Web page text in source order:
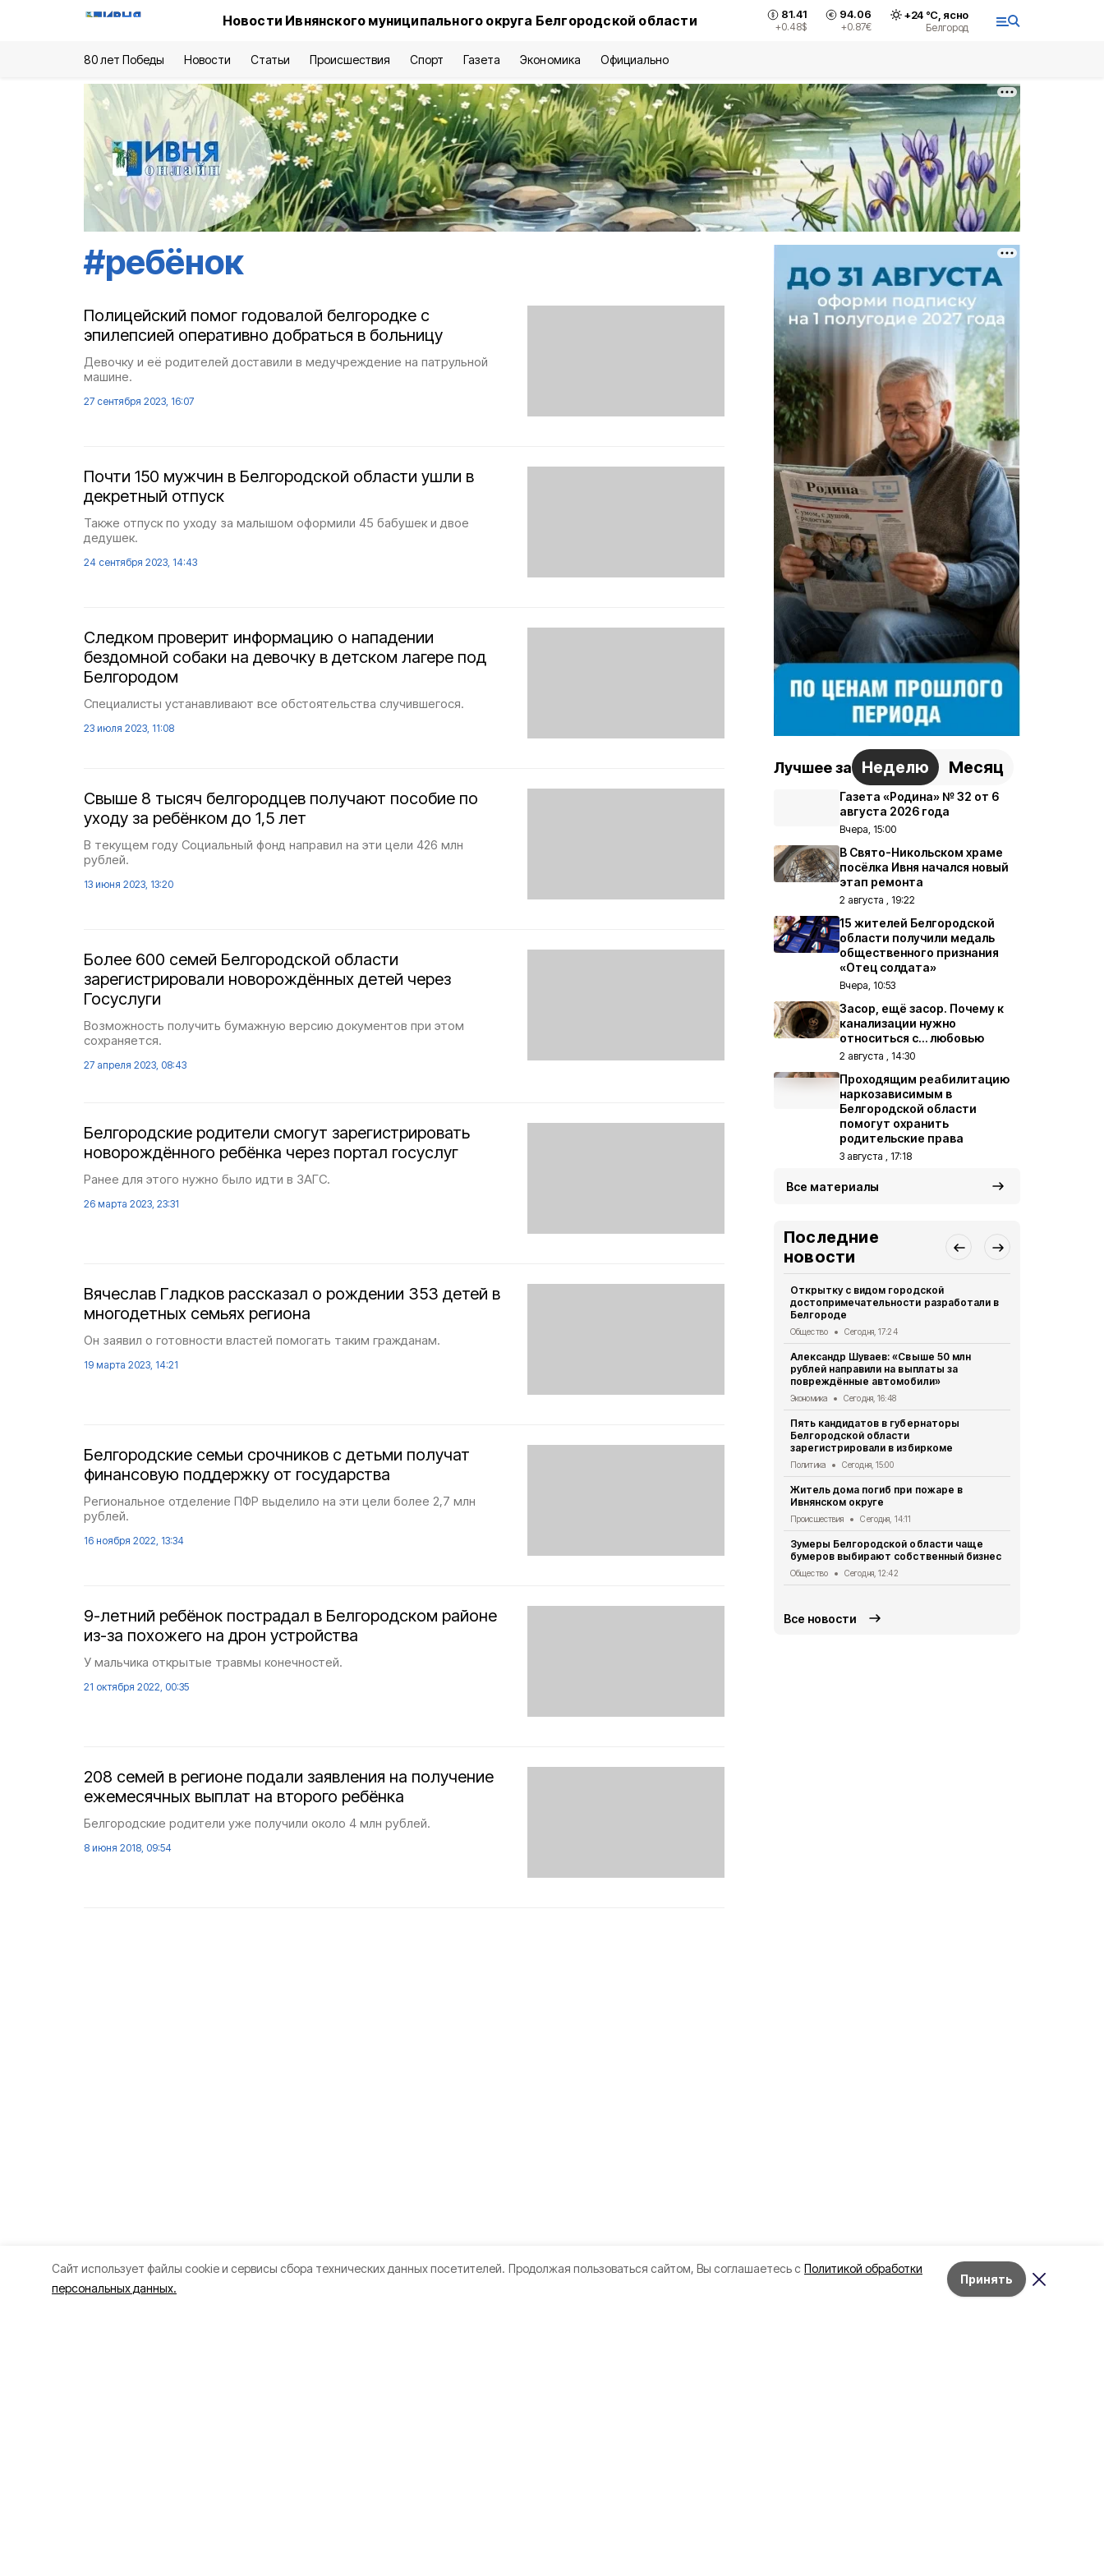
Cайт использует файлы cookie и сервисы сбора технических данных посетителей. Продолжая пользоваться сайтом, Вы соглашаетесь с Политикой обработки
персональных данных.
Принять
Новости Ивнянского муниципального округа Белгородской области 81.41
+0.48$
94.06
+0.87€
+24°С, ясно
Белгород
80 лет Победы Новости Статьи Происшествия Спорт Газета Экономика Официально
#ребёнок
Полицейский помог годовалой белгородке с
эпилепсией оперативно добраться в больницу
Девочку и её родителей доставили в медучреждение на патрульной
машине.
27 сентября 2023, 16:07
Почти 150 мужчин в Белгородской области ушли в
декретный отпуск
Также отпуск по уходу за малышом оформили 45 бабушек и двое
дедушек.
24 сентября 2023, 14:43
Следком проверит информацию о нападении
бездомной собаки на девочку в детском лагере под
Белгородом
Специалисты устанавливают все обстоятельства случившегося.
23 июля 2023, 11:08
Свыше 8 тысяч белгородцев получают пособие по
уходу за ребёнком до 1,5 лет
В текущем году Социальный фонд направил на эти цели 426 млн
рублей.
13 июня 2023, 13:20
Более 600 семей Белгородской области
зарегистрировали новорождённых детей через
Госуслуги
Возможность получить бумажную версию документов при этом
сохраняется.
27 апреля 2023, 08:43
Белгородские родители смогут зарегистрировать
новорождённого ребёнка через портал госуслуг
Ранее для этого нужно было идти в ЗАГС.
26 марта 2023, 23:31
Вячеслав Гладков рассказал о рождении 353 детей в
многодетных семьях региона
Он заявил о готовности властей помогать таким гражданам.
19 марта 2023, 14:21
Белгородские семьи срочников с детьми получат
финансовую поддержку от государства
Региональное отделение ПФР выделило на эти цели более 2,7 млн
рублей.
16 ноября 2022, 13:34
9-летний ребёнок пострадал в Белгородском районе
из-за похожего на дрон устройства
У мальчика открытые травмы конечностей.
21 октября 2022, 00:35
208 семей в регионе подали заявления на получение
ежемесячных выплат на второго ребёнка
Белгородские родители уже получили около 4 млн рублей.
8 июня 2018, 09:54
Лучшее за Неделю Месяц
Газета «Родина» № 32 от 6
августа 2026 года
Вчера, 15:00
В Свято-Никольском храме
посёлка Ивня начался новый
этап ремонта
2 августа , 19:22
15 жителей Белгородской
области получили медаль
общественного признания
«Отец солдата»
Вчера, 10:53
Засор, ещё засор. Почему к
канализации нужно
относиться с… любовью
2 августа , 14:30
Проходящим реабилитацию
наркозависимым в
Белгородской области
помогут охранить
родительские права
3 августа , 17:18
Все материалы
Последние
новости
Открытку с видом городской
достопримечательности разработали в
Белгороде
Общество Сегодня, 17:24
Александр Шуваев: «Свыше 50 млн
рублей направили на выплаты за
повреждённые автомобили»
Экономика Сегодня, 16:48
Пять кандидатов в губернаторы
Белгородской области
зарегистрировали в избиркоме
Политика Сегодня, 15:00
Житель дома погиб при пожаре в
Ивнянском округе
Происшествия Сегодня, 14:11
Зумеры Белгородской области чаще
бумеров выбирают собственный бизнес
Общество Сегодня, 12:42
Все новости